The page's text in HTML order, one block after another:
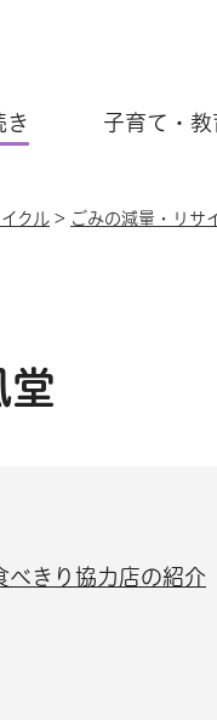
き 子育て・教
クル > ごみの減量・リサ
べきり協力店の紹介